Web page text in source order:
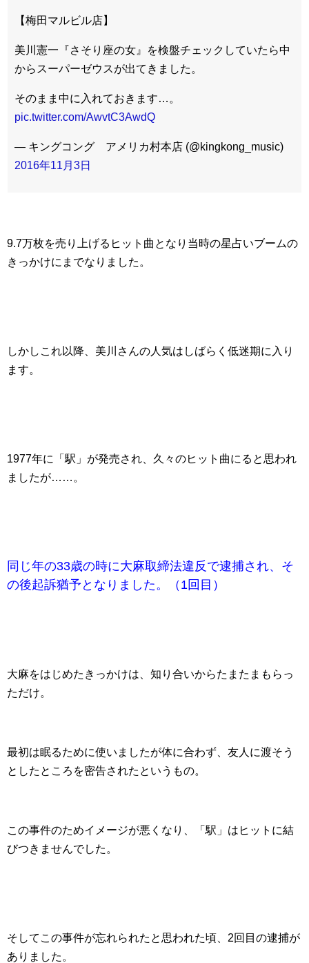
【梅田マルビル店】
美川憲一『さそり座の女』を検盤チェックしていたら中
からスーパーゼウスが出てきました。
そのまま中に入れておきます…。
pic.twitter.com/AwvtC3AwdQ
— キングコング アメリカ村本店 (@kingkong_music)
2016年11月3日
9.7万枚を売り上げるヒット曲となり当時の星占いブームの
きっかけにまでなりました。
しかしこれ以降、美川さんの人気はしばらく低迷期に入り
ます。
1977年に「駅」が発売され、久々のヒット曲にると思われ
ましたが……。
同じ年の33歳の時に大麻取締法違反で逮捕され、そ
の後起訴猶予となりました。（1回目）
大麻をはじめたきっかけは、知り合いからたまたまもらっ
ただけ。
最初は眠るために使いましたが体に合わず、友人に渡そう
としたところを密告されたというもの。
この事件のためイメージが悪くなり、「駅」はヒットに結
びつきませんでした。
そしてこの事件が忘れられたと思われた頃、2回目の逮捕が
ありました。